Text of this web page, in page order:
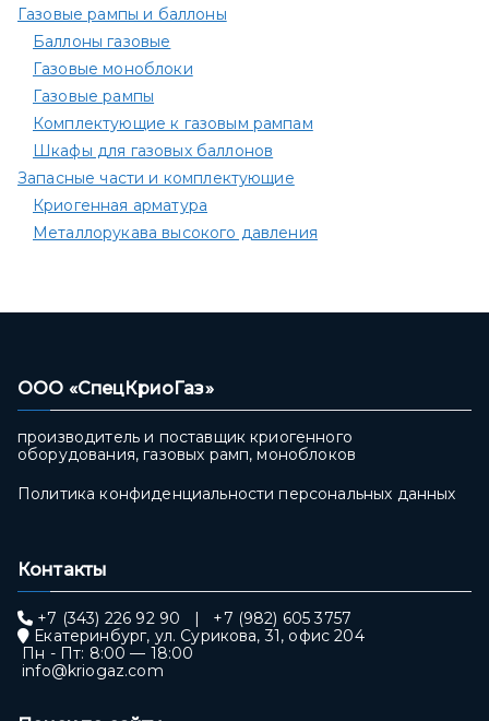
Газовые рампы и баллоны
Баллоны газовые
Газовые моноблоки
Газовые рампы
Комплектующие к газовым рампам​
Шкафы для газовых баллонов
Запасные части и комплектующие
Криогенная арматура
Металлорукава высокого давления
ООО «СпецКриоГаз»
производитель и поставщик криогенного
оборудования, газовых рамп, моноблоков
Политика конфиденциальности персональных данных
Контакты
+7 (343) 226 92 90
+7 (982) 605 3757
Екатеринбург, ул. Сурикова, 31, офис 204
Пн - Пт: 8:00 — 18:00
info@kriogaz.com